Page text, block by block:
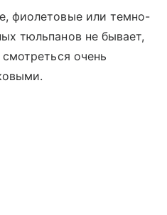
фиолетовые или темно-
тюльпанов не бывает,
очень